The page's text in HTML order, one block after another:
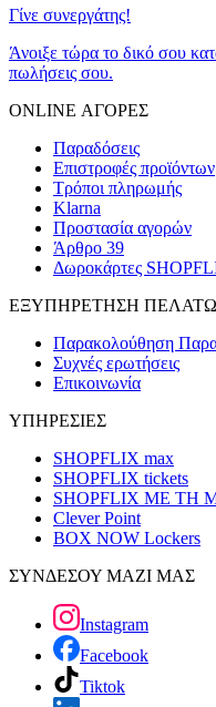
Γίνε συνεργάτης!
Άνοιξε τώρα το δικό σου
πωλήσεις σου.
ONLINE ΑΓΟΡΕΣ
Παραδόσεις
Επιστροφές προϊόντων
Τρόποι πληρωμής
Klarna
Προστασία αγορών
Άρθρο 39
Δωροκάρτες
ΕΞΥΠΗΡΕΤΗΣΗ
Παρακολούθηση
Συχνές ερωτήσεις
Επικοινωνία
ΥΠΗΡΕΣΙΕΣ
SHOPFLIX max
SHOPFLIX tickets
SHOPFLIX ΜΕ ΤΗ
Clever Point
BOX NOW Lockers
ΣΥΝΔΕΣΟΥ ΜΑΖΙ ΜΑΣ
Instagram
Facebook
Tiktok